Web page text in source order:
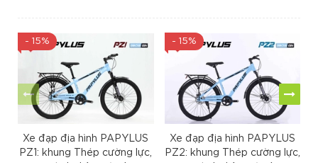
- 15%
Xe đạp địa hình PAPYLUS
PZ1: khung Thép cường lực,
- 15%
Xe đạp địa hình PAPYLUS
PZ2: khung Thép cường lực,